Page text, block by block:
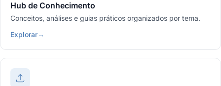
Hub de Conhecimento
Conceitos, análises e guias práticos organizados por tema.
Explorar→